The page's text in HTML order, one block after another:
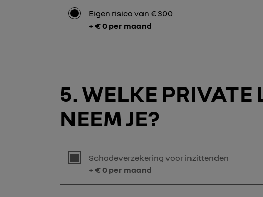
Eigen risico van € 300
+ € 0 per maand
5 WELKE PRIVATE
NEEM JE?
Schadeverzekering voor inzittenden
+ €0 per maand